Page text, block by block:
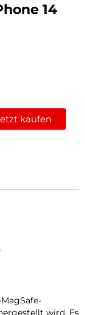
14
kaufen
wird. Es